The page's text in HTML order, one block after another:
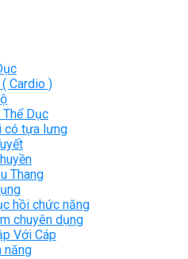
Cardio )
Dục
có tựa lưng
Thang
hồi chức năng
chuyên dụng
Với Cáp
năng